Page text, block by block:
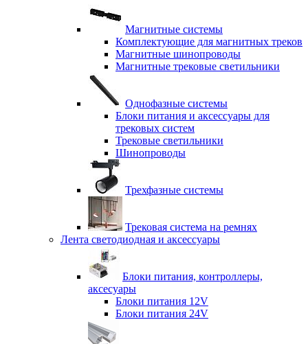
Магнитные системы
Комплектующие для магнитных треков
Магнитные шинопроводы
Магнитные трековые светильники
Однофазные системы
Блоки питания и аксессуары для
трековых систем
Трековые светильники
Шинопроводы
Трехфазные системы
Трековая система на ремнях
Лента светодиодная и аксессуары
Блоки питания, контроллеры,
аксесуары
Блоки питания 12V
Блоки питания 24V